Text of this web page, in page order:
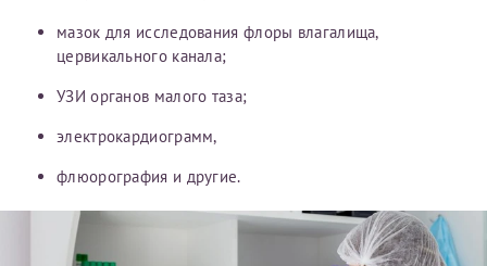
мазок для исследования флоры влагалища,
цервикального канала;
УЗИ органов малого таза;
электрокардиограмм,
флюорография и другие.